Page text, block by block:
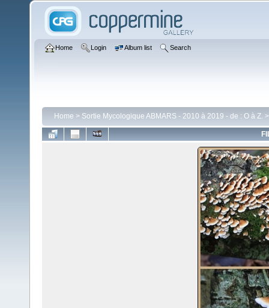
Home Login Album list Search
Home > Sortie Mycologique ABMARS - 2010 à 2019 - de : O à Z.